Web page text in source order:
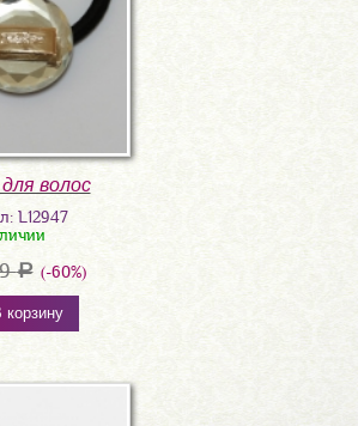
волос
L12947
a (-60%)
корзину